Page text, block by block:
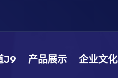
J9 产品展示 企业文化